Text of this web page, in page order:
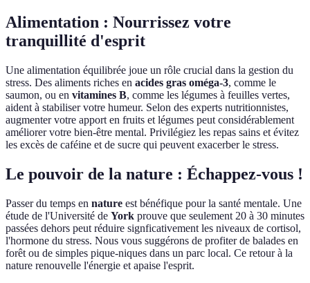
Alimentation : Nourrissez votre
tranquillité d'esprit
Une alimentation équilibrée joue un rôle crucial dans la gestion du
stress. Des aliments riches en acides gras oméga-3, comme le
saumon, ou en vitamines B, comme les légumes à feuilles vertes,
aident à stabiliser votre humeur. Selon des experts nutritionnistes,
augmenter votre apport en fruits et légumes peut considérablement
améliorer votre bien-être mental. Privilégiez les repas sains et évitez
les excès de caféine et de sucre qui peuvent exacerber le stress.
Le pouvoir de la nature : Échappez-vous !
Passer du temps en nature est bénéfique pour la santé mentale. Une
étude de l'Université de York prouve que seulement 20 à 30 minutes
passées dehors peut réduire signficativement les niveaux de cortisol,
l'hormone du stress. Nous vous suggérons de profiter de balades en
forêt ou de simples pique-niques dans un parc local. Ce retour à la
nature renouvelle l'énergie et apaise l'esprit.